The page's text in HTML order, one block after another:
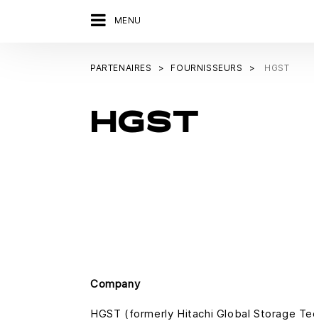
MENU
PARTENAIRES FOURNISSEURS HGST
HGST
Company
HGST (formerly Hitachi Global Storage